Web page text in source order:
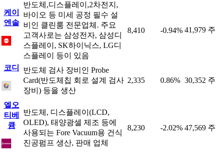
케이
엔솔
반도체,디스플레이,2차전지,
바이오 등 미세 공정 필수 설
비인 클린룸 전문업체. 주요
고객사로는 삼성전자, 삼성디
스플레이, SK하이닉스, LG디
스플레이 등이 있음
8,410 -0.94% 41,979 주
코디
반도체 검사 장비인 Probe
Card(반도체칩 회로 설계 검사
장비) 등을 생산
2,335 0.86% 30,352 주
엘오
티베
큠
반도체, 디스플레이(LCD,
OLED), 태양광셀 제조 등에
사용되는 Fore Vacuum용 건식
진공펌프 생산, 판매 업체
8,230 -2.02% 47,569 주